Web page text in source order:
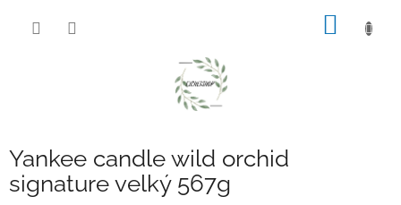
Yankee candle wild orchid
signature velký 567g